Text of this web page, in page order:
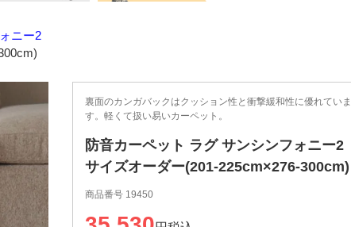
ニー2
裏面のカンガバックはクッション性と衝撃緩和性に優れていま
す。軽くて扱い易いカーペット。
防音カーペット ラグ サンシンフォニー2
サイズオーダー(201-225cm×276-300cm)
商品番号 19450